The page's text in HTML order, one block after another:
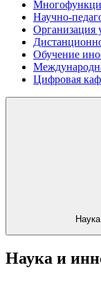
Научно-
Организация
Обучение
Цифровая
Наука и